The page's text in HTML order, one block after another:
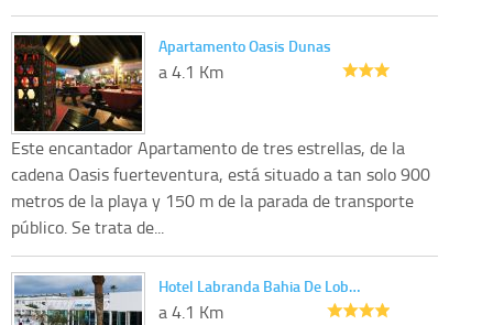
Apartamento Oasis Dunas
a 4.1 Km
Este encantador Apartamento de tres estrellas, de la
cadena Oasis fuerteventura, está situado a tan solo 900
metros de la playa y 150 m de la parada de transporte
público. Se trata de...
Hotel Labranda Bahia De Lob…
a 4.1 Km